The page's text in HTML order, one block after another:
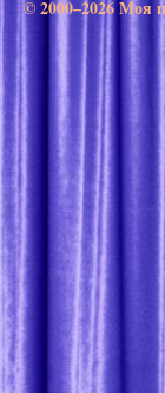
© 2000–2026 Моя